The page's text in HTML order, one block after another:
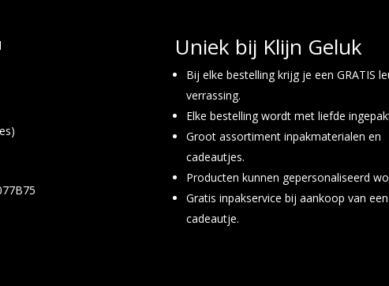
Uniek bij Klijn Geluk
Bij elke bestelling krijg je een GRATIS
verrassing.
Elke bestelling wordt met liefde
Groot assortiment inpakmaterialen en
cadeautjes.
Producten kunnen gepersonaliseerd
Gratis inpakservice bij aankoop van een
cadeautje.